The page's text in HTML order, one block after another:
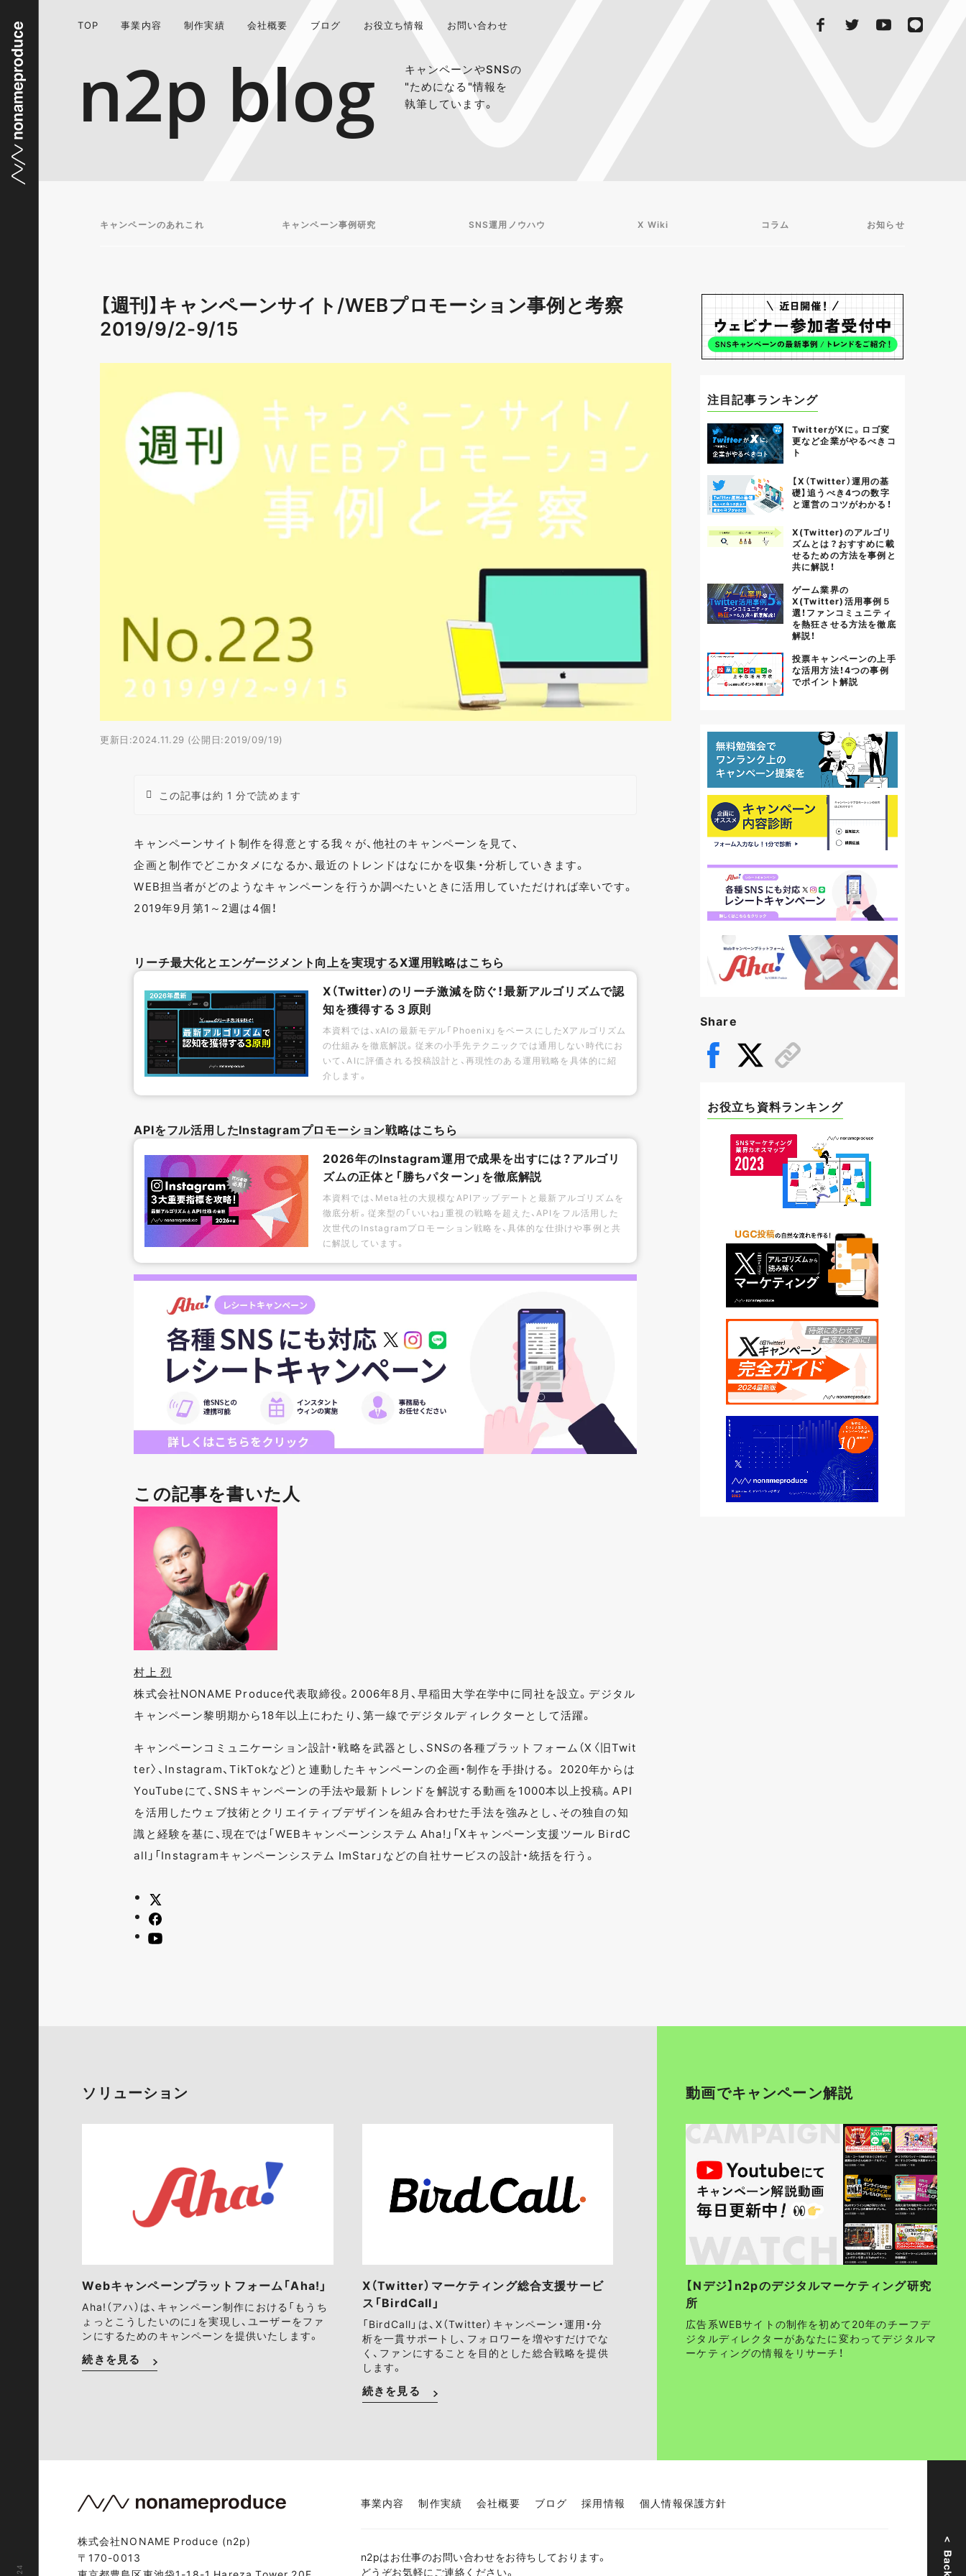
TOP 事業内容 制作実績 会社概要 ブログ お役立ち情報 お問い合わせ
n2p blog
キャンペーンやSNSの
"ためになる"情報を
執筆しています。
キャンペーンのあれこれ キャンペーン事例研究 SNS運用ノウハウ X Wiki コラム お知らせ
【週刊】キャンペーンサイト/WEBプロモーション事例と考察
2019/9/2-9/15
更新日:2024.11.29 (公開日:2019/09/19)
この記事は約 1 分で読めます
キャンペーンサイト制作を得意とする我々が、他社のキャンペーンを見て、
企画と制作でどこかタメになるか、最近のトレンドはなにかを収集・分析していきます。
WEB担当者がどのようなキャンペーンを行うか調べたいときに活用していただければ幸いです。
2019年9月第1～2週は4個！
リーチ最大化とエンゲージメント向上を実現するX運用戦略はこちら
X（Twitter）のリーチ激減を防ぐ！最新アルゴリズムで認
知を獲得する３原則
本資料では、xAIの最新モデル「Phoenix」をベースにしたXアルゴリズム
の仕組みを徹底解説。従来の小手先テクニックでは通用しない時代にお
いて、AIに評価される投稿設計と、再現性のある運用戦略を具体的に紹
介します。
APIをフル活用したInstagramプロモーション戦略はこちら
2026年のInstagram運用で成果を出すには？アルゴリ
ズムの正体と「勝ちパターン」を徹底解説
本資料では、Meta社の大規模なAPIアップデートと最新アルゴリズムを
徹底分析。従来型の「いいね」重視の戦略を超えた、APIをフル活用した
次世代のInstagramプロモーション戦略を、具体的な仕掛けや事例と共
に解説しています。
この記事を書いた人
村上 烈
株式会社NONAME Produce代表取締役。2006年8月、早稲田大学在学中に同社を設立。デジタル
キャンペーン黎明期から18年以上にわたり、第一線でデジタルディレクターとして活躍。
キャンペーンコミュニケーション設計・戦略を武器とし、SNSの各種プラットフォーム（X〈旧Twit
ter〉、Instagram、TikTokなど）と連動したキャンペーンの企画・制作を手掛ける。 2020年からは
YouTubeにて、SNSキャンペーンの手法や最新トレンドを解説する動画を1000本以上投稿。API
を活用したウェブ技術とクリエイティブデザインを組み合わせた手法を強みとし、その独自の知
識と経験を基に、現在では「WEBキャンペーンシステム Aha!」「Xキャンペーン支援ツール BirdC
all」「Instagramキャンペーンシステム ImStar」などの自社サービスの設計・統括を行う。
注目記事ランキング
TwitterがXに。ロゴ変
更など企業がやるべきコ
ト
【X（Twitter）運用の基
礎】追うべき4つの数字
と運営のコツがわかる！
X(Twitter)のアルゴリ
ズムとは？おすすめに載
せるための方法を事例と
共に解説！
ゲーム業界の
X(Twitter)活用事例５
選！ファンコミュニティ
を熱狂させる方法を徹底
解説！
投票キャンペーンの上手
な活用方法！4つの事例
でポイント解説
Share
お役立ち資料ランキング
ソリューション
Webキャンペーンプラットフォーム「Aha!」
Aha!（アハ）は、キャンペーン制作における「もうち
ょっとこうしたいのに」を実現し、ユーザーをファ
ンにするためのキャンペーンを提供いたします。
続きを見る
X（Twitter）マーケティング総合支援サービ
ス「BirdCall」
「BirdCall」は、X（Twitter）キャンペーン・運用・分
析を一貫サポートし、フォロワーを増やすだけでな
く、ファンにすることを目的とした総合戦略を提供
します。
続きを見る
動画でキャンペーン解説
【Nデジ】n2pのデジタルマーケティング研究
所
広告系WEBサイトの制作を初めて20年のチーフデ
ジタルディレクターがあなたに変わってデジタルマ
ーケティングの情報をリサーチ！
株式会社NONAME Produce (n2p)
〒170-0013
事業内容 制作実績 会社概要 ブログ 採用情報 個人情報保護方針
n2pはお仕事のお問い合わせをお待ちしております。
どうぞお気軽にご連絡ください。